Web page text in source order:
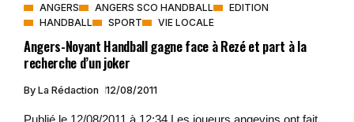
ANGERS ANGERS SCO HANDBALL
EDITION
HANDBALL
SPORT VIE LOCALE
Angers-Noyant Handball gagne face à Rezé et part à la
recherche d’un joker
By La Rédaction 12/08/2011